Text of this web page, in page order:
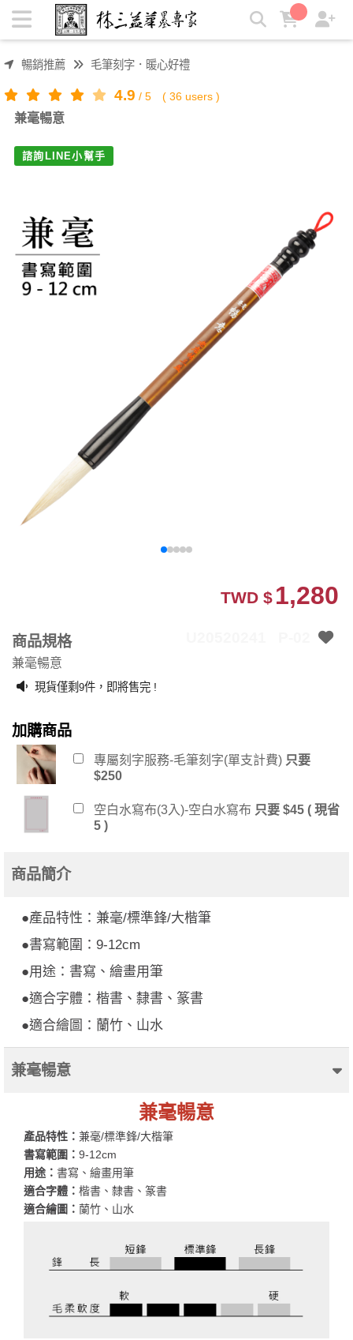
兼毫暢意 | 林三益筆墨專家
暢銷推薦 毛筆刻字．暖心好禮
4.9 / 5 ( 36 users )
兼毫暢意
諮詢LINE小幫手
1,280
TWD $
商品規格
兼毫暢意
現貨僅剩 9件，即將售完 !
加購商品
專屬刻字服務-毛筆刻字(單支計費) 只要
$250
空白水寫布(3入)-空白水寫布 只要 $45 ( 現省
5 )
商品簡介
●產品特性：兼毫/標準鋒/大楷筆
●書寫範圍：9-12cm
●用途：書寫、繪畫用筆
●適合字體：楷書、隸書、篆書
●適合繪圖：蘭竹、山水
兼毫暢意
兼毫暢意
產品特性： 兼毫/標準鋒/大楷筆
書寫範圍： 9-12cm
用途： 書寫、繪畫用筆
適合字體： 楷書、隸書、篆書
適合繪圖： 蘭竹、山水